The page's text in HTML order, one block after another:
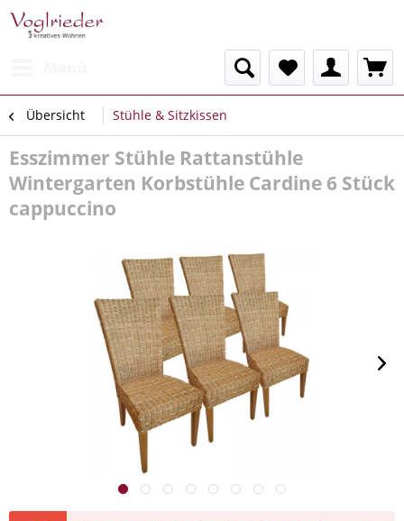
Übersicht Stühle & Sitzkissen
Esszimmer Stühle Rattanstühle
Wintergarten Korbstühle Cardine 6 Stück
cappuccino